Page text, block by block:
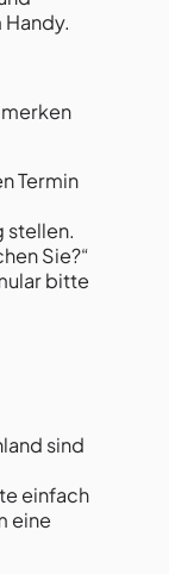
Termin
stellen.
Sie?“
bitte
sind
einfach
eine